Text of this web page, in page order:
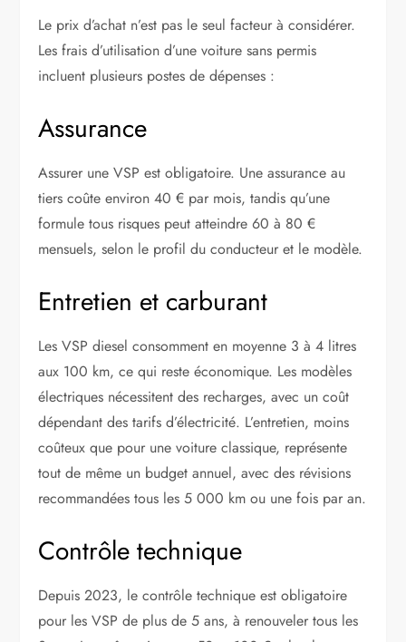
Le prix d’achat n’est pas le seul facteur à considérer.
Les frais d’utilisation d’une voiture sans permis
incluent plusieurs postes de dépenses :
Assurance
Assurer une VSP est obligatoire. Une assurance au
tiers coûte environ 40 € par mois, tandis qu’une
formule tous risques peut atteindre 60 à 80 €
mensuels, selon le profil du conducteur et le modèle.
Entretien et carburant
Les VSP diesel consomment en moyenne 3 à 4 litres
aux 100 km, ce qui reste économique. Les modèles
électriques nécessitent des recharges, avec un coût
dépendant des tarifs d’électricité. L’entretien, moins
coûteux que pour une voiture classique, représente
tout de même un budget annuel, avec des révisions
recommandées tous les 5 000 km ou une fois par an.
Contrôle technique
Depuis 2023, le contrôle technique est obligatoire
pour les VSP de plus de 5 ans, à renouveler tous les